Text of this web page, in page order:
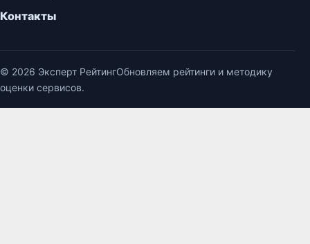
Контакты
© 2026 Эксперт РейтингОбновляем рейтинги и методику
оценки сервисов.